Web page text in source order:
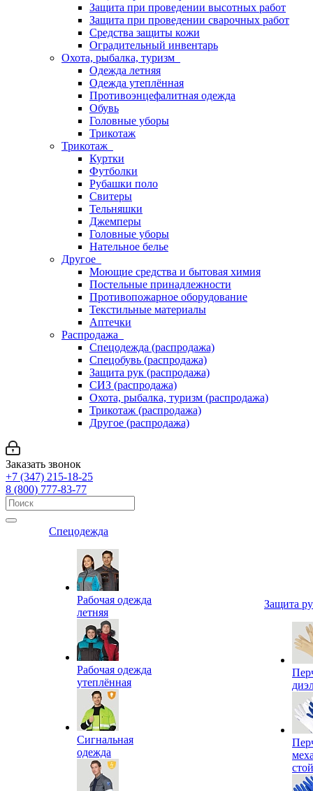
Защита при проведении высотных работ
Защита при проведении сварочных работ
Средства защиты кожи
Оградительный инвентарь
Охота, рыбалка, туризм
Одежда летняя
Одежда утеплённая
Противоэнцефалитная одежда
Обувь
Головные уборы
Трикотаж
Трикотаж
Куртки
Футболки
Рубашки поло
Свитеры
Тельняшки
Джемперы
Головные уборы
Нательное белье
Другое
Моющие средства и бытовая химия
Постельные принадлежности
Противопожарное оборудование
Текстильные материалы
Аптечки
Распродажа
Спецодежда (распродажа)
Спецобувь (распродажа)
Защита рук (распродажа)
СИЗ (распродажа)
Охота, рыбалка, туризм (распродажа)
Трикотаж (распродажа)
Другое (распродажа)
Заказать звонок
+7 (347) 215-18-25
8 (800) 777-83-77
Спецодежда
Рабочая одежда
летняя
Рабочая одежда
утеплённая
Сигнальная
одежда
Защита